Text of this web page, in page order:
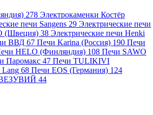
278 Электрокаменки Костёр
печи Sangens 29 Электрические печи
(Швеция) 38 Электрические печи Henki
ВВД 67 Печи Karina (Россия) 190 Печи
HELO (Финляндия) 108 Печи SAWO
Паромакс 47 Печи TULIKIVI
68 Печи EOS (Германия) 124
ВЕЗУВИЙ 44